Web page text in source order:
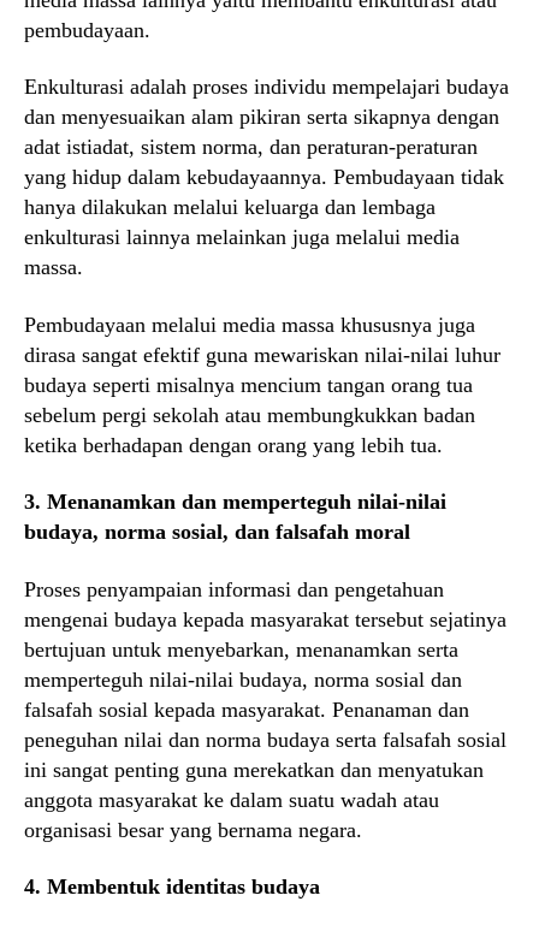
pembudayaan.
Enkulturasi adalah proses individu mempelajari budaya
dan menyesuaikan alam pikiran serta sikapnya dengan
adat istiadat, sistem norma, dan peraturan-peraturan
yang hidup dalam kebudayaannya. Pembudayaan tidak
hanya dilakukan melalui keluarga dan lembaga
enkulturasi lainnya melainkan juga melalui media
massa.
Pembudayaan melalui media massa khususnya juga
dirasa sangat efektif guna mewariskan nilai-nilai luhur
budaya seperti misalnya mencium tangan orang tua
sebelum pergi sekolah atau membungkukkan badan
ketika berhadapan dengan orang yang lebih tua.
3. Menanamkan dan memperteguh nilai-nilai
budaya, norma sosial, dan falsafah moral
Proses penyampaian informasi dan pengetahuan
mengenai budaya kepada masyarakat tersebut sejatinya
bertujuan untuk menyebarkan, menanamkan serta
memperteguh nilai-nilai budaya, norma sosial dan
falsafah sosial kepada masyarakat. Penanaman dan
peneguhan nilai dan norma budaya serta falsafah sosial
ini sangat penting guna merekatkan dan menyatukan
anggota masyarakat ke dalam suatu wadah atau
organisasi besar yang bernama negara.
4. Membentuk identitas budaya